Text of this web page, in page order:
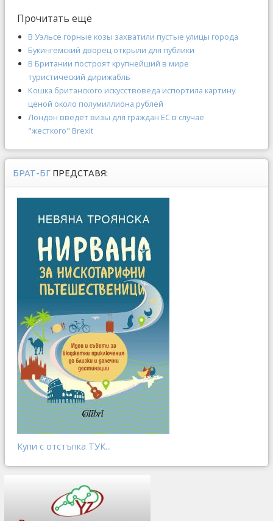
Прочитать ещё
В Уэльсе горные козы захватили пустые улицы города
Букингемский дворец открыли для публики
В Британии построят крупнейший в мире
туристический дирижабль
Кошка британского искусствоведа испортила картину
ценой около полумиллиона рублей
Лондон введет визы для граждан ЕС в случае
"жесткого" Brexit
БРАТ-БГ ПРЕДСТАВЯ:
Купи с отстъпка ТУК...